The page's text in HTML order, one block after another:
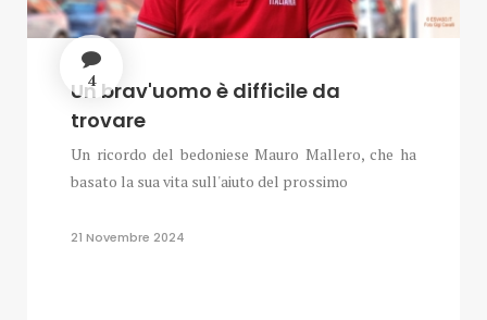
4
Un brav'uomo è difficile da
trovare
Un ricordo del bedoniese Mauro Mallero, che ha
basato la sua vita sull'aiuto del prossimo
21 Novembre 2024